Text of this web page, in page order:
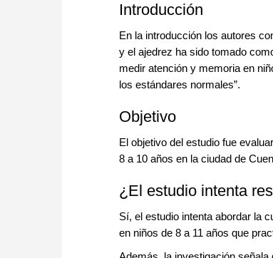
Introducción
En la introducción los autores
y el ajedrez ha sido tomado
medir atención y memoria en
los estándares normales”.
Objetivo
El objetivo del estudio fue
8 a 10 años en la ciudad de
¿El estudio intenta
Sí, el estudio intenta abordar la
en niños de 8 a 11 años que